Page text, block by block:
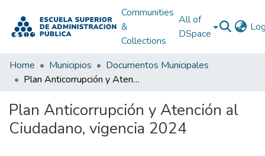
Communities
&
Collections
All of
DSpace
Home Municipios
Documentos Municipales
Plan Anticorrupción y Atención al Ciudadano, vigencia 2024
Plan Anticorrupción y Atención al
Ciudadano, vigencia 2024